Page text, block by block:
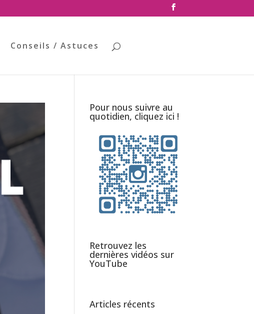
Conseils / Astuces
Pour nous suivre au
quotidien, cliquez ici !
Retrouvez les
dernières vidéos sur
YouTube
Articles récents